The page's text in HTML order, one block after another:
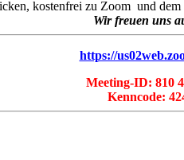
kostenfrei zu Zoom und dem
Wir freuen uns
https://
Meeting-ID: 810
Kenncode: